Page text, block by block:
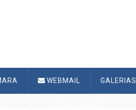
WEBMAIL GALERIAS